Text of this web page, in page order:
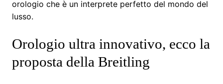
orologio che è un interprete perfetto del mondo del
lusso.
Orologio ultra innovativo, ecco la
proposta della Breitling